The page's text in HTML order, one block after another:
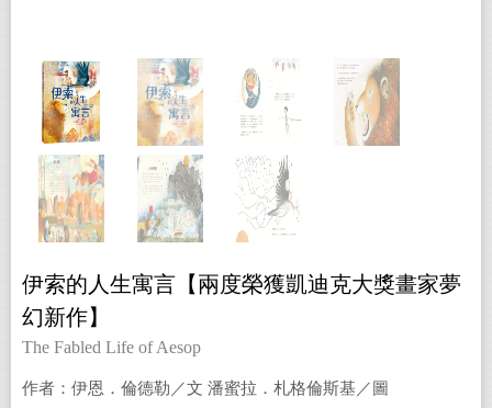
伊索的人生寓言【兩度榮獲凱迪克大獎畫家夢
幻新作】
The Fabled Life of Aesop
作者：伊恩．倫德勒／文 潘蜜拉．札格倫斯基／圖